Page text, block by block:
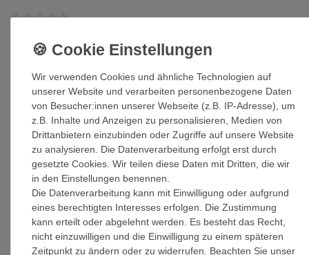
Auf Lager: Auslieferung innerhalb von 1-3 Tagen nach
In den Warenkorb
Wunschliste
* inkl. ges. MwSt. zzgl.Versandkosten
Wir verwenden Cookies und ähnliche Technologien auf
unserer Website und verarbeiten personenbezogene Daten
von Besucher:innen unserer Webseite (z.B. IP-Adresse), um
z.B. Inhalte und Anzeigen zu personalisieren, Medien von
Drittanbietern einzubinden oder Zugriffe auf unsere Website
zu analysieren. Die Datenverarbeitung erfolgt erst durch
gesetzte Cookies. Wir teilen diese Daten mit Dritten, die wir
in den Einstellungen benennen.
Die Datenverarbeitung kann mit Einwilligung oder aufgrund
eines berechtigten Interesses erfolgen. Die Zustimmung
kann erteilt oder abgelehnt werden. Es besteht das Recht,
nicht einzuwilligen und die Einwilligung zu einem späteren
Zeitpunkt zu ändern oder zu widerrufen. Beachten Sie unser